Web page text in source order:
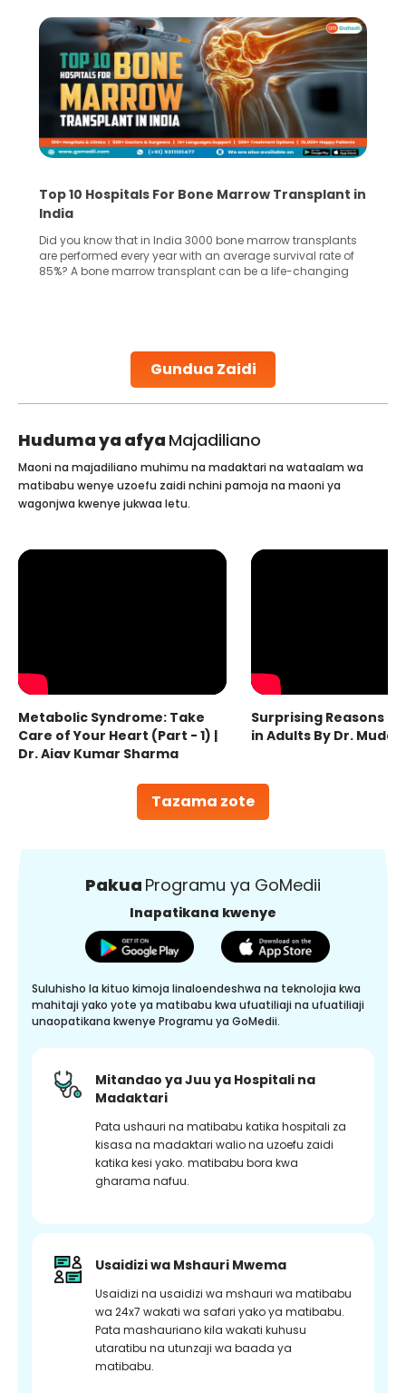
Gundua Zaidi
Recognizing Critical Symptoms of a Frontal
Lobe Brain Tumor Could Save Your Life
Did you know that the frontal lobe of your brain is the most
common site for tumor occurrence? The frontal lobe is a
key part of your brain and is responsible for various
Huduma ya afya Majadiliano
Tazama zote
Maoni na majadiliano muhimu na madaktari na wataalam wa
matibabu wenye uzoefu zaidi nchini pamoja na maoni ya
wagonjwa kwenye jukwaa letu.
Metabolic Syndrome: Take
Care of Your Heart (Part - 1) |
Dr. Ajay Kumar Sharma
Surprising Reasons
in Adults By Dr.
Pakua Programu ya GoMedii
Inapatikana kwenye
Suluhisho la kituo kimoja linaloendeshwa na teknolojia kwa
mahitaji yako yote ya matibabu kwa ufuatiliaji na ufuatiliaji
unaopatikana kwenye Programu ya GoMedii.
Mitandao ya Juu ya Hospitali na
Madaktari
Pata ushauri na matibabu katika hospitali za
kisasa na madaktari walio na uzoefu zaidi
katika kesi yako. matibabu bora kwa
gharama nafuu.
Usaidizi wa Mshauri Mwema
Usaidizi na usaidizi wa mshauri wa matibabu
wa 24x7 wakati wa safari yako ya matibabu.
Pata mashauriano kila wakati kuhusu
utaratibu na utunzaji wa baada ya
matibabu.